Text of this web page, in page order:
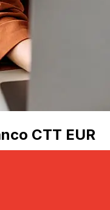
CTT EUR
a Svizzera